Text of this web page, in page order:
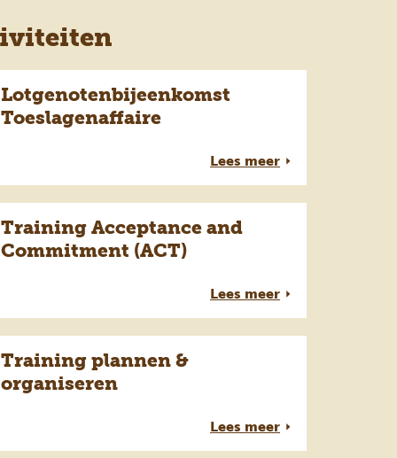
Lotgenotenbijeenkomst
Toeslagenaffaire
Lees meer
Training Acceptance and
Commitment (ACT)
Lees meer
Training plannen &
organiseren
Lees meer